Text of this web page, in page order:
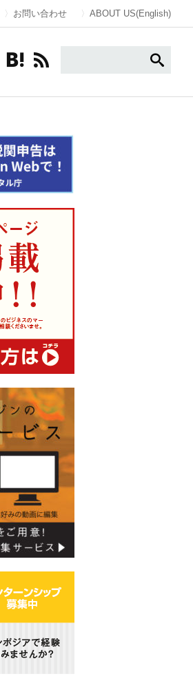
お問い合わせ ABOUT US(English)